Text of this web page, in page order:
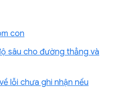
con
sâu cho đường thẳng và
lỗi chưa ghi nhận nếu